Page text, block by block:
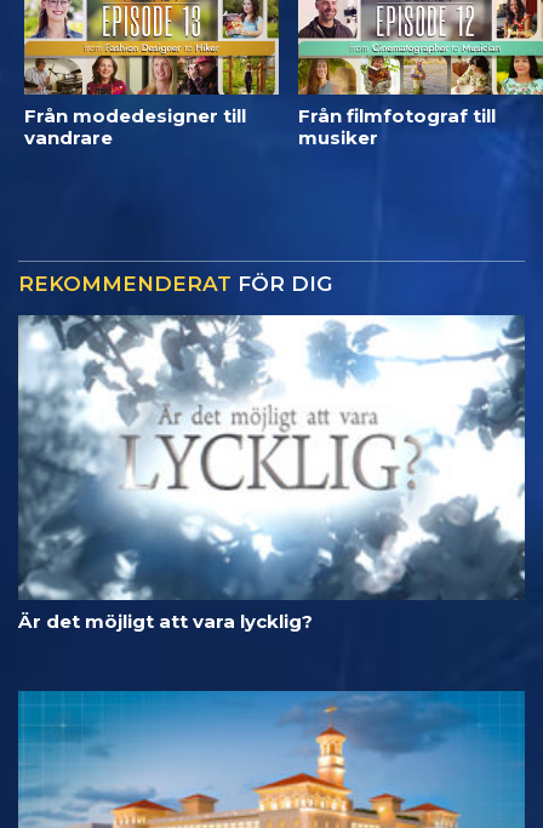
Från modedesigner till
vandrare
Från filmfotograf till
musiker
REKOMMENDERAT FÖR DIG
Är det möjligt att vara lycklig?